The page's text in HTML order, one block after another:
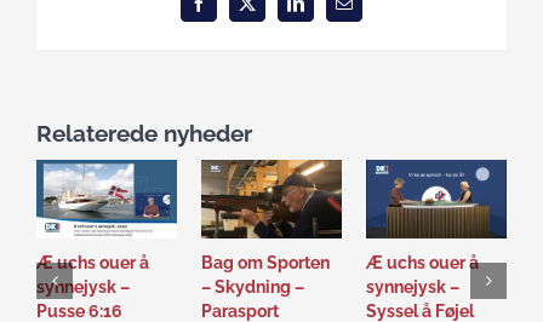
Facebook
X LinkedInEmail
Relaterede nyheder
Æ uchs ouer å
synnejysk –
Pusse 6:16
Bag om Sporten
– Skydning –
Parasport
Æ uchs ouer å
synnejysk –
Syssel å Føjel